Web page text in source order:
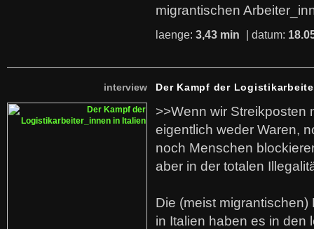
migrantischen
laenge: 3,43 min | datum:
interview Der Kampf der
>>Wenn wir Streikposten
eigentlich weder Waren,
noch Menschen
aber in der totalen
Die (meist
in Italien haben es in den